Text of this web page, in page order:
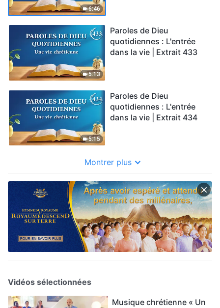
6:46
5:13
Paroles de Dieu
quotidiennes : L'entrée
dans la vie | Extrait 433
5:15
Paroles de Dieu
quotidiennes : L'entrée
dans la vie | Extrait 434
Montrer plus
Vidéos sélectionnées
Musique chrétienne « Un